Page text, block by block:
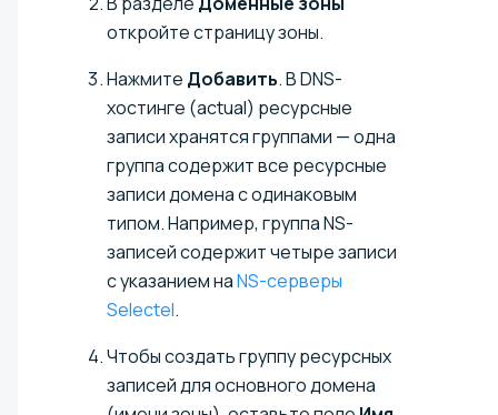
откройте страницу зоны.
Нажмите Добавить. В DNS-
хостинге (actual) ресурсные
записи хранятся группами — одна
группа содержит все ресурсные
записи домена с одинаковым
типом. Например, группа NS-
записей содержит четыре записи
с указанием наNS-серверы
Selectel.
Чтобы создать группу ресурсных
записей для основного домена